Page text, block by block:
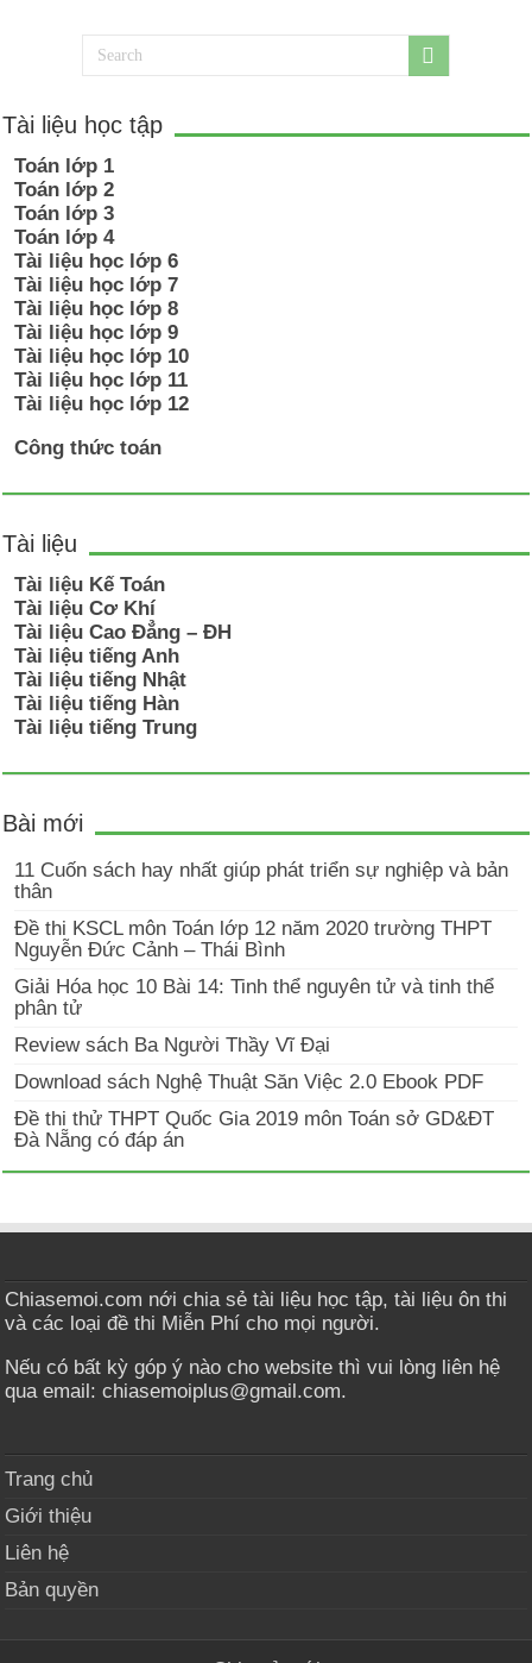
Tài liệu học tập
Toán lớp 1
Toán lớp 2
Toán lớp 3
Toán lớp 4
Tài liệu học lớp 6
Tài liệu học lớp 7
Tài liệu học lớp 8
Tài liệu học lớp 9
Tài liệu học lớp 10
Tài liệu học lớp 11
Tài liệu học lớp 12
Công thức toán
Tài liệu
Tài liệu Kế Toán
Tài liệu Cơ Khí
Tài liệu Cao Đẳng – ĐH
Tài liệu tiếng Anh
Tài liệu tiếng Nhật
Tài liệu tiếng Hàn
Tài liệu tiếng Trung
Bài mới
11 Cuốn sách hay nhất giúp phát triển sự nghiệp và bản
thân
Đề thi KSCL môn Toán lớp 12 năm 2020 trường THPT
Nguyễn Đức Cảnh – Thái Bình
Giải Hóa học 10 Bài 14: Tinh thể nguyên tử và tinh thể
phân tử
Review sách Ba Người Thầy Vĩ Đại
Download sách Nghệ Thuật Săn Việc 2.0 Ebook PDF
Đề thi thử THPT Quốc Gia 2019 môn Toán sở GD&ĐT
Đà Nẵng có đáp án
Chiasemoi.com nới chia sẻ tài liệu học tập, tài liệu ôn thi
và các loại đề thi Miễn Phí cho mọi người.
Nếu có bất kỳ góp ý nào cho website thì vui lòng liên hệ
qua email: chiasemoiplus@gmail.com.
Trang chủ
Giới thiệu
Liên hệ
Bản quyền